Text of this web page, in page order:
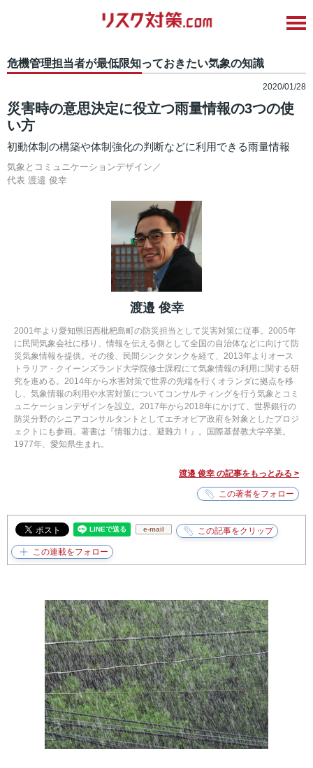
危機管理担当者が最低限知っておきたい気象の知識
2020/01/28
災害時の意思決定に役立つ雨量情報の3つの使
い方
初動体制の構築や体制強化の判断などに利用できる雨量情報
気象とコミュニケーションデザイン／
代表 渡邉 俊幸
渡邉 俊幸
2001年より愛知県旧西枇杷島町の防災担当として災害対策に従事。2005年
に民間気象会社に移り、情報を伝える側として全国の自治体などに向けて防
災気象情報を提供。その後、民間シンクタンクを経て、2013年よりオース
トラリア・クイーンズランド大学院修士課程にて気象情報の利用に関する研
究を進める。2014年から水害対策で世界の先端を行くオランダに拠点を移
し、気象情報の利用や水害対策についてコンサルティングを行う気象とコミ
ュニケーションデザインを設立。2017年から2018年にかけて、世界銀行の
防災分野のシニアコンサルタントとしてエチオピア政府を対象としたプロジ
ェクトにも参画。著書は『情報力は、避難力！』。国際基督教大学卒業。
1977年、愛知県生まれ。
渡邉 俊幸 の記事をもっとみる >
e-mail